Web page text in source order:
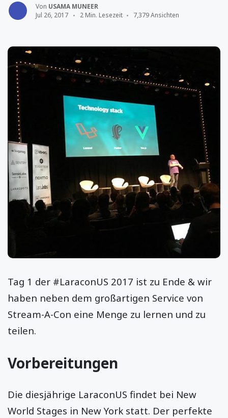
Von USAMA MUNEER
Jul 26, 2017
2 Min. Lesezeit 7,379 Ansichten
Tag 1 der #LaraconUS 2017 ist zu Ende & wir
haben neben dem großartigen Service von
Stream-A-Con eine Menge zu lernen und zu
teilen.
Vorbereitungen
Die diesjährige LaraconUS findet bei New
World Stages in New York statt. Der perfekte